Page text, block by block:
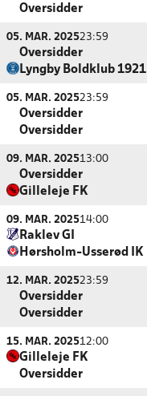
Oversidder
05. MAR. 202523:59
Oversidder
Lyngby Boldklub 1921
05. MAR. 202523:59
Oversidder
Oversidder
09. MAR. 202513:00
Oversidder
Gilleleje FK
09. MAR. 202514:00
Raklev GI
Hørsholm-Usserød IK
12. MAR. 202523:59
Oversidder
Oversidder
15. MAR. 202512:00
Gilleleje FK
Oversidder